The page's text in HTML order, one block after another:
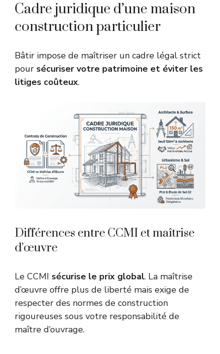
Cadre juridique d’une maison
construction particulier
Bâtir impose de maîtriser un cadre légal strict
pour sécuriser votre patrimoine et éviter les
litiges coûteux.
Différences entre CCMI et maîtrise
d’œuvre
Le CCMI sécurise le prix global. La maîtrise
d’œuvre offre plus de liberté mais exige de
respecter des normes de construction
rigoureuses sous votre responsabilité de
maître d’ouvrage.